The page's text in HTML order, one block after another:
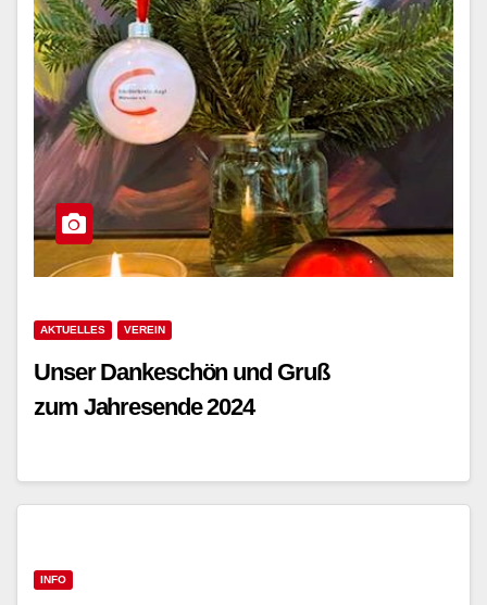
AKTUELLES VEREIN
Unser Dankeschön und Gruß
zum Jahresende 2024
INFO